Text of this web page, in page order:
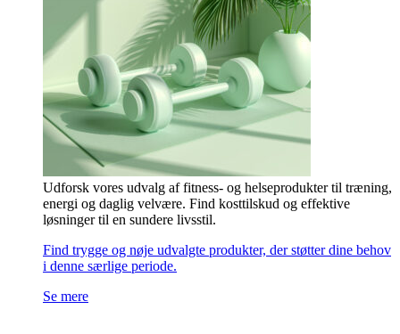
Udforsk vores udvalg af fitness- og helseprodukter til træning,
energi og daglig velvære. Find kosttilskud og effektive
løsninger til en sundere livsstil.
Find trygge og nøje udvalgte produkter, der støtter dine behov
i denne særlige periode.
Se mere